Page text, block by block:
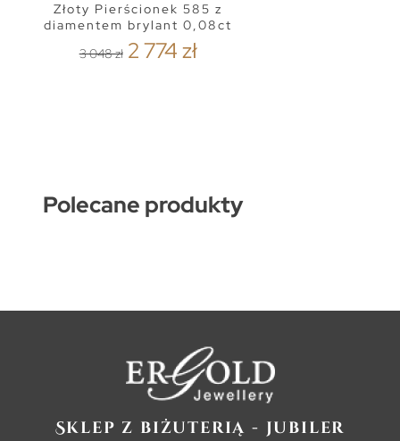
Złoty Pierścionek 585 z
diamentem brylant 0,08ct
3 048 zł 2 774 zł
Polecane produkty
Sklep z biżuterią - jubiler